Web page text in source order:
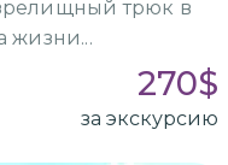
трюк в
жизни...
270$
за экскурсию